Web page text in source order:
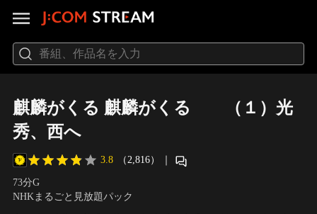
麒麟がくる 麒麟がくる （１）光
秀、西へ
3.8 （2,816） ｜
73分G
NHKまるごと見放題パック